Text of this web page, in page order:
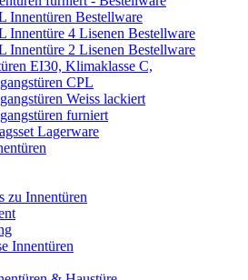
Innentüren Bestellware
Innentüre 4 Lisenen Bestellware
Innentüre 2 Lisenen Bestellware
EI30, Klimaklasse C,
CPL
Weiss lackiert
furniert
Lagerware
zu Innentüren
Innentüren